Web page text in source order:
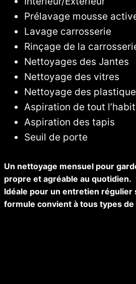
Prélavage mousse
Lavage carrosserie
Rinçage de la
Nettoyages des Jantes
Nettoyage des vitres
Nettoyage des
Aspiration de tout
Aspiration des tapis
Seuil de porte
Un nettoyage mensuel pour
propre et agréable au quotidien.
Idéale pour un entretien régulier
formule convient à tous types de